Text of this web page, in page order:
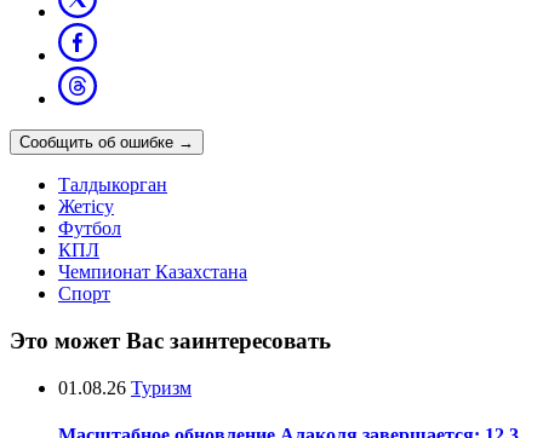
Сообщить об ошибке →
Талдыкорган
Жетісу
Футбол
КПЛ
Чемпионат Казахстана
Спорт
Это может Вас заинтересовать
01.08.26 Туризм